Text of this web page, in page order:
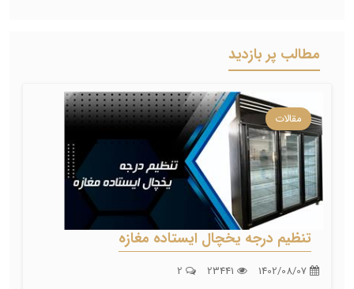
مطالب پر بازدید
مقالات
تنظیم درجه یخچال ایستاده مغازه